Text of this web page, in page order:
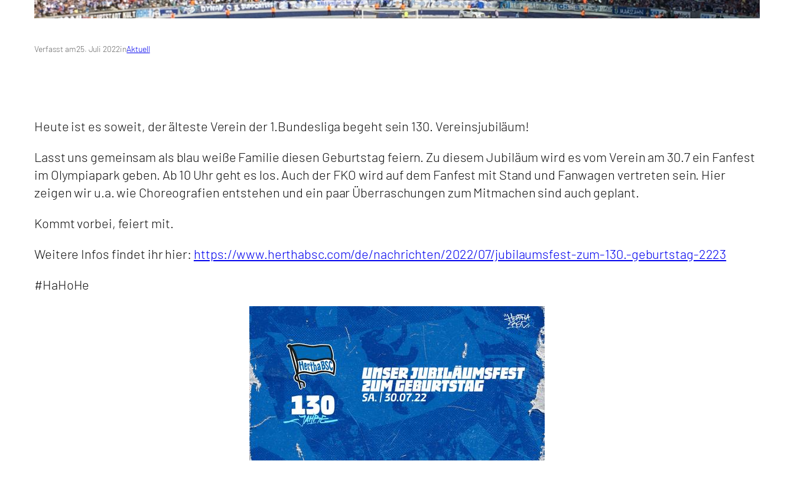
Verfasst am25. Juli 2022inAktuell
Heute ist es soweit, der älteste Verein der 1.Bundesliga begeht sein 130. Vereinsjubiläum!
Lasst uns gemeinsam als blau weiße Familie diesen Geburtstag feiern. Zu diesem Jubiläum wird es vom Verein am 30.7 ein Fanfest
im Olympiapark geben. Ab 10 Uhr geht es los. Auch der FKO wird auf dem Fanfest mit Stand und Fanwagen vertreten sein. Hier
zeigen wir u.a. wie Choreografien entstehen und ein paar Überraschungen zum Mitmachen sind auch geplant.
Kommt vorbei, feiert mit.
Weitere Infos findet ihr hier: https://www.herthabsc.com/de/nachrichten/2022/07/jubilaumsfest-zum-130.-geburtstag-2223
#HaHoHe